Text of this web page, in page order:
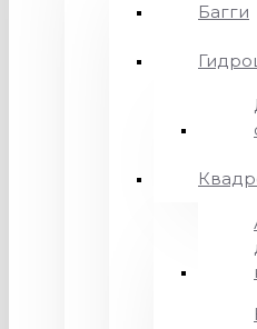
Багги